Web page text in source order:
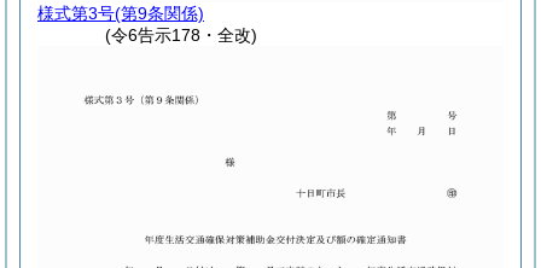
様式第3号(第9条関係)
(令6告示178・全改)